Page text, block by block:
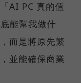
AI PC 真的值
能幫我做什
而是將原先繁
並能確保商業